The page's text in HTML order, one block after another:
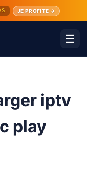
JE PROFITE →
☰
iptv
play